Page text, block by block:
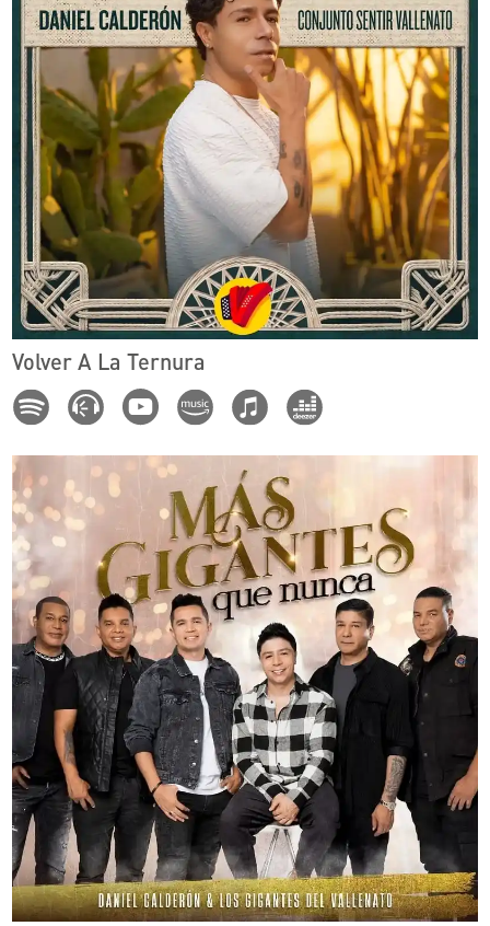
Volver A La Ternura